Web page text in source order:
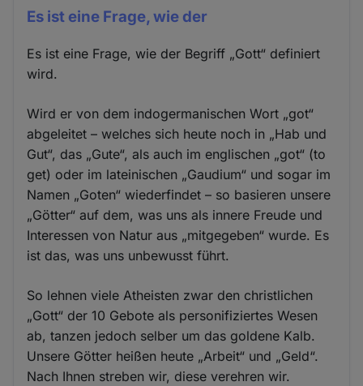
Es ist eine Frage, wie der
Es ist eine Frage, wie der Begriff „Gott“ definiert
wird.
Wird er von dem indogermanischen Wort „got“
abgeleitet – welches sich heute noch in „Hab und
Gut“, das „Gute“, als auch im englischen „got“ (to
get) oder im lateinischen „Gaudium“ und sogar im
Namen „Goten“ wiederfindet – so basieren unsere
„Götter“ auf dem, was uns als innere Freude und
Interessen von Natur aus „mitgegeben“ wurde. Es
ist das, was uns unbewusst führt.
So lehnen viele Atheisten zwar den christlichen
„Gott“ der 10 Gebote als personifiziertes Wesen
ab, tanzen jedoch selber um das goldene Kalb.
Unsere Götter heißen heute „Arbeit“ und „Geld“.
Nach Ihnen streben wir, diese verehren wir.